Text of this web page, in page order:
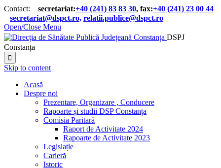
Contact: secretariat:+40 (241) 83 83 30, fax:+40 (241) 23 00 44
secretariat@dspct.ro, relatii.publice@dspct.ro
Open/Close Menu
DSPJ
Constanța

Skip to content
Acasă
Despre noi
Prezentare, Organizare , Conducere
Rapoarte și studii DSP Constanța
Comisia Paritară
Raport de Activitate 2024
Rapoarte de Activitate 2023
Legislație
Carieră
Istoric